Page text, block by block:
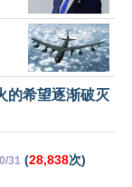
的希望逐渐破灭
31 (28,838次)